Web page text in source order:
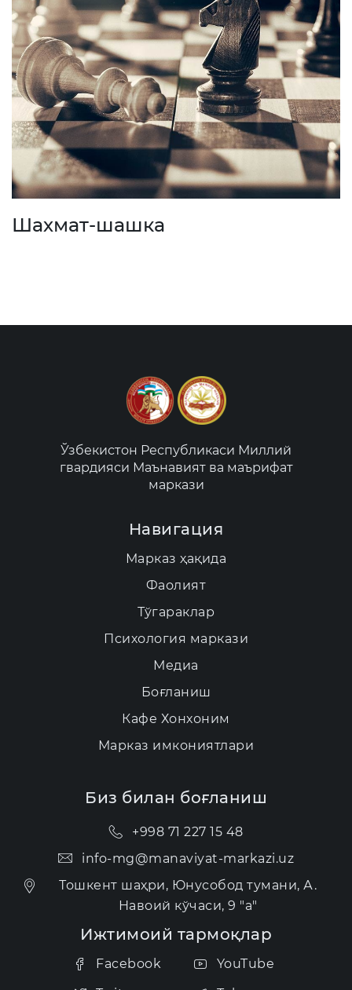
Шахмат-шашка
Ўзбекистон Республикаси Миллий
гвардияси Маънавият ва маърифат
маркази
Навигация
Марказ ҳақида
Фаолият
Тўгараклар
Психология маркази
Медиа
Боғланиш
Кафе Хонхоним
Марказ имкониятлари
Биз билан боғланиш
+998 71 227 15 48
info-mg@manaviyat-markazi.uz
Тошкент шаҳри, Юнусобод тумани, А.
Навоий кўчаси, 9 "а"
Ижтимоий тармоқлар
Facebook
YouTube